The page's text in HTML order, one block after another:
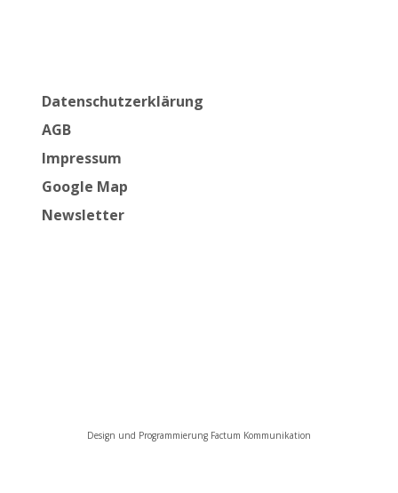
Datenschutzerklärung
AGB
Impressum
Google Map
Newsletter
Design und Programmierung Factum Kommunikation